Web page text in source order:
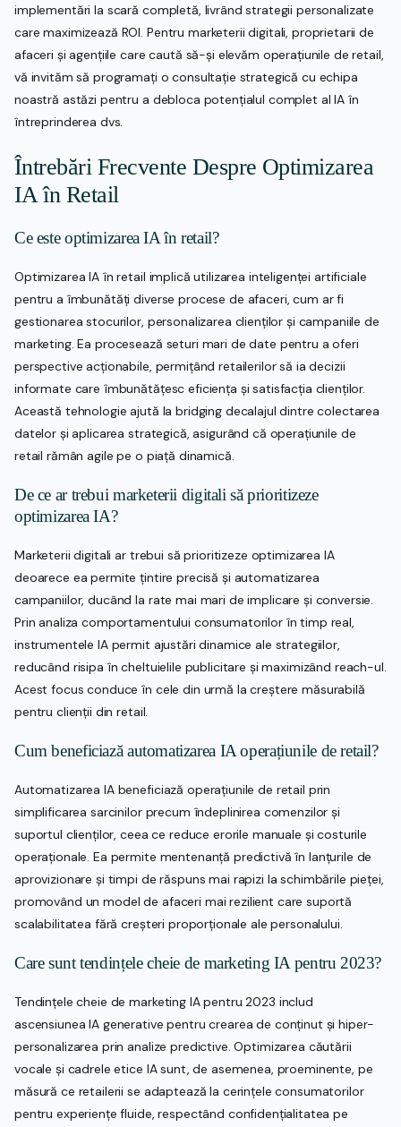
implementări la scară completă, livrând strategii personalizate
care maximizează ROI. Pentru marketerii digitali, proprietarii de
afaceri și agențiile care caută să-și elevăm operațiunile de retail,
vă invităm să programați o consultație strategică cu echipa
noastră astăzi pentru a debloca potențialul complet al IA în
întreprinderea dvs.
Întrebări Frecvente Despre Optimizarea
IA în Retail
Ce este optimizarea IA în retail?
Optimizarea IA în retail implică utilizarea inteligenței artificiale
pentru a îmbunătăți diverse procese de afaceri, cum ar fi
gestionarea stocurilor, personalizarea clienților și campaniile de
marketing. Ea procesează seturi mari de date pentru a oferi
perspective acționabile, permițând retailerilor să ia decizii
informate care îmbunătățesc eficiența și satisfacția clienților.
Această tehnologie ajută la bridging decalajul dintre colectarea
datelor și aplicarea strategică, asigurând că operațiunile de
retail rămân agile pe o piață dinamică.
De ce ar trebui marketerii digitali să prioritizeze
optimizarea IA?
Marketerii digitali ar trebui să prioritizeze optimizarea IA
deoarece ea permite țintire precisă și automatizarea
campaniilor, ducând la rate mai mari de implicare și conversie.
Prin analiza comportamentului consumatorilor în timp real,
instrumentele IA permit ajustări dinamice ale strategiilor,
reducând risipa în cheltuielile publicitare și maximizând reach-ul.
Acest focus conduce în cele din urmă la creștere măsurabilă
pentru clienții din retail.
Cum beneficiază automatizarea IA operațiunile de retail?
Automatizarea IA beneficiază operațiunile de retail prin
simplificarea sarcinilor precum îndeplinirea comenzilor și
suportul clienților, ceea ce reduce erorile manuale și costurile
operaționale. Ea permite mentenanță predictivă în lanțurile de
aprovizionare și timpi de răspuns mai rapizi la schimbările pieței,
promovând un model de afaceri mai rezilient care suportă
scalabilitatea fără creșteri proporționale ale personalului.
Care sunt tendințele cheie de marketing IA pentru 2023?
Tendințele cheie de marketing IA pentru 2023 includ
ascensiunea IA generative pentru crearea de conținut și hiper-
personalizarea prin analize predictive. Optimizarea căutării
vocale și cadrele etice IA sunt, de asemenea, proeminente, pe
măsură ce retailerii se adaptează la cerințele consumatorilor
pentru experiențe fluide, respectând confidențialitatea pe